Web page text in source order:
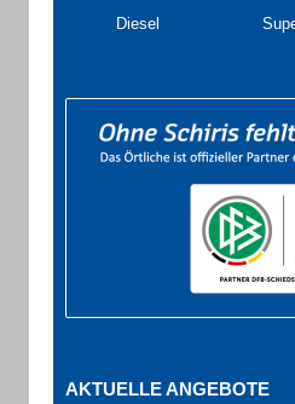
Diesel
AKTUELLE ANGEBOTE